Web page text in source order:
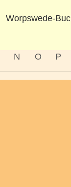
Worpswede-
N O P